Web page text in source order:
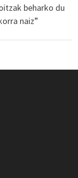
beharko du
naiz”